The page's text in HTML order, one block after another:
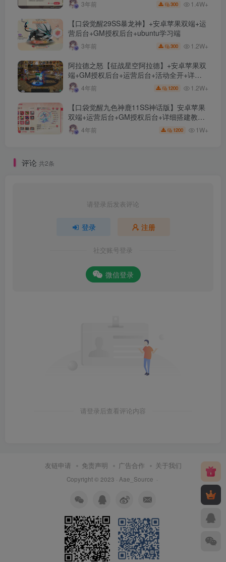
3年前 300 1.4W+
【口袋觉醒29SS暴龙神】+安卓苹果双端+运
营后台+GM授权后台+ubuntu学习端
3年前 300 1.2W+
阿拉德之怒【征战星空阿拉德】+安卓苹果双
端+GM授权后台+运营后台+活动全开+详细
教程 4年前 1200 1.2W+
【口袋觉醒九色神鹿11SS神话版】安卓苹果
双端+运营后台+GM授权后台+详细搭建教
程。 4年前 1200 1W+
评论 共2条
请登录后发表评论
登录 注册
社交账号登录
微信登录
请登录后查看评论内容
友链申请 免责声明 广告合作 关于我们
Copyright © 2023 · Aae_Source ·